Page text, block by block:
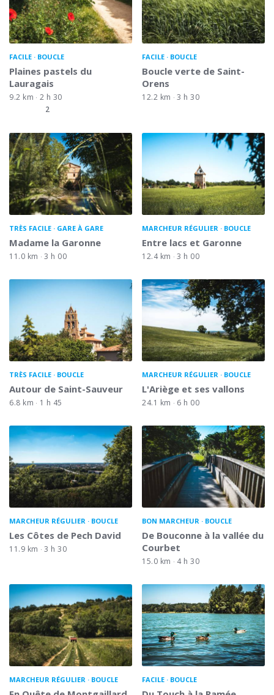
FACILE BOUCLE
Plaines pastels du
Lauragais
9.2 km
2 h 30
2
FACILE BOUCLE
Boucle verte de Saint-
Orens
12.2 km 3 h 30
TRÈS FACILE GARE À GARE
Madame la Garonne
11.0 km 3 h 00
MARCHEUR RÉGULIER BOUCLE
Entre lacs et Garonne
12.4 km 3 h 00
TRÈS FACILE BOUCLE
Autour de Saint-Sauveur
6.8 km 1 h 45
MARCHEUR RÉGULIER BOUCLE
L'Ariège et ses vallons
24.1 km 6 h 00
MARCHEUR RÉGULIER BOUCLE
Les Côtes de Pech David
11.9 km 3 h 30
BON MARCHEUR BOUCLE
De Bouconne à la vallée du
Courbet
15.0 km 4 h 30
MARCHEUR RÉGULIER BOUCLE FACILE BOUCLE